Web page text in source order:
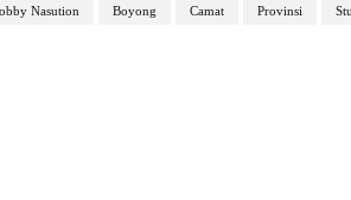
Nasution Boyong Camat Provinsi